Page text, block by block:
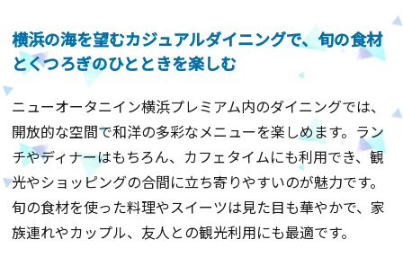
横浜の海を望むカジュアルダイニングで、旬の食材
とくつろぎのひとときを楽しむ
ニューオータニイン横浜プレミアム内のダイニングでは、
開放的な空間で和洋の多彩なメニューを楽しめます。ラン
チやディナーはもちろん、カフェタイムにも利用でき、観
光やショッピングの合間に立ち寄りやすいのが魅力です。
旬の食材を使った料理やスイーツは見た目も華やかで、家
族連れやカップル、友人との観光利用にも最適です。